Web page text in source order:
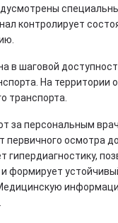
контролирует
в шаговой
На территории
транспорта.
за персональным
первичного осмотра
гипердиагностику,
формирует